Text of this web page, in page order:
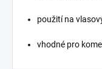
použití na
vhodné pro